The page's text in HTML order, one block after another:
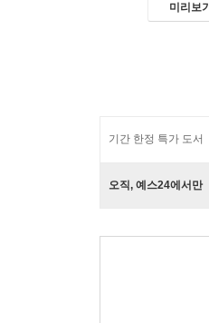
미리보기
기간 한정 특가 도서
오직, 예스24에서만